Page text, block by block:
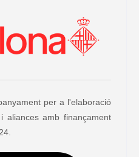
per a l'elaboració
aliances amb finançament